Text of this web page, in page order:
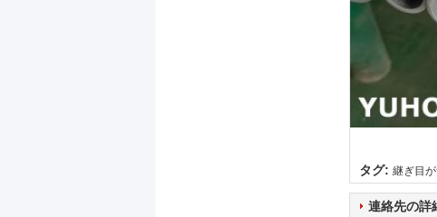
タグ: 継ぎ目
連絡先の詳